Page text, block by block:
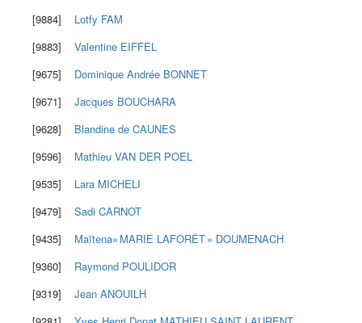
[9884]
Lotfy FAM
[9883]
Valentine EIFFEL
[9675]
Dominique Andrée BONNET
[9671]
Jacques BOUCHARA
[9628]
Blandine de CAUNES
[9596]
Mathieu VAN DER POEL
[9535]
Lara MICHELI
[9479]
Sadi CARNOT
[9435]
Maïtena« MARIE LAFORÊT » DOUMENACH
[9360]
Raymond POULIDOR
[9319]
Jean ANOUILH